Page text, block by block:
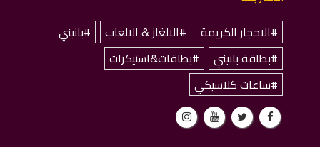
#الاحجار الكريمة
#الالغاز & الالعاب
#بانيني
#بطاقة بانيني
#بطاقات&استيكرات
#ساعات كلاسيكي